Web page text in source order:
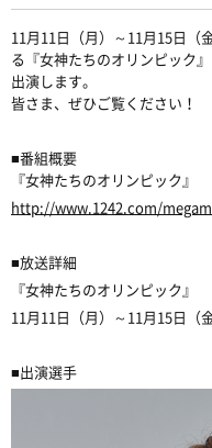
11月11日（月）～11月15日（
る『女神たちのオリンピック
出演します。
皆さま、ぜひご覧ください！
■番組概要
『女神たちのオリンピック』
http://www.1242.com/
■放送詳細
『女神たちのオリンピック』
11月11日（月）～11月15日（
■出演選手